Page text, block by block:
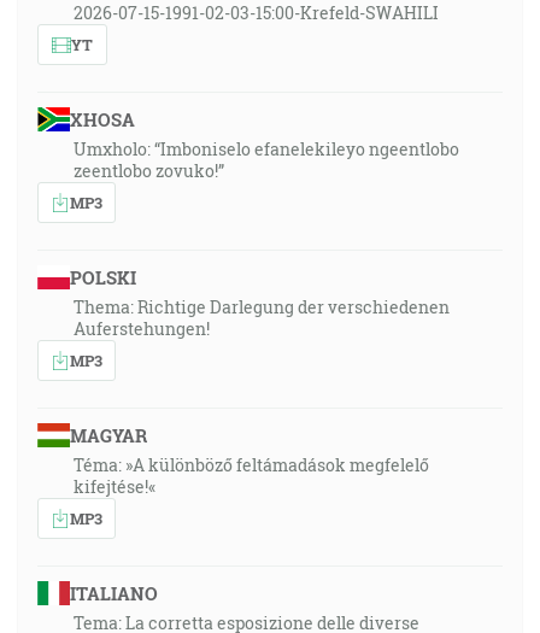
2026-07-15-1991-02-03-15:00-Krefeld-SWAHILI
YT
XHOSA
Umxholo: “Imboniselo efanelekileyo ngeentlobo
zeentlobo zovuko!”
MP3
POLSKI
Thema: Richtige Darlegung der verschiedenen
Auferstehungen!
MP3
MAGYAR
Téma: »A különböző feltámadások megfelelő
kifejtése!«
MP3
ITALIANO
Tema: La corretta esposizione delle diverse